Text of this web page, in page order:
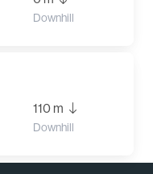
Downhill
110 m
Downhill